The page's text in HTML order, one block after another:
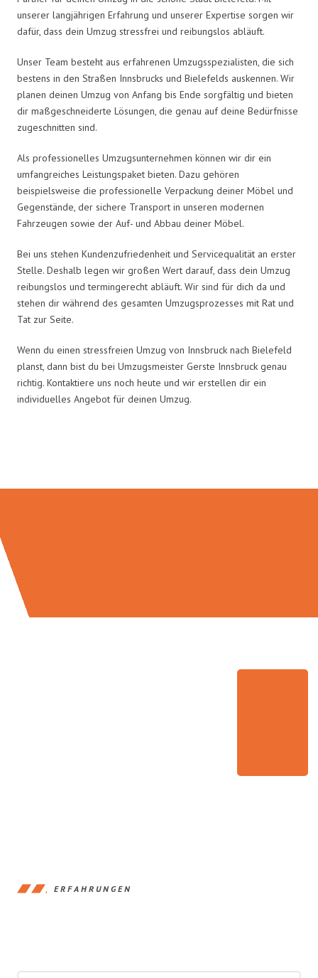
unserer langjährigen Erfahrung und unserer Expertise sorgen wir
dafür, dass dein Umzug stressfrei und reibungslos abläuft.
Unser Team besteht aus erfahrenen Umzugsspezialisten, die sich
bestens in den Straßen Innsbrucks und Bielefelds auskennen. Wir
planen deinen Umzug von Anfang bis Ende sorgfältig und bieten
dir maßgeschneiderte Lösungen, die genau auf deine Bedürfnisse
zugeschnitten sind.
Als professionelles Umzugsunternehmen können wir dir ein
umfangreiches Leistungspaket bieten. Dazu gehören
beispielsweise die professionelle Verpackung deiner Möbel und
Gegenstände, der sichere Transport in unseren modernen
Fahrzeugen sowie der Auf- und Abbau deiner Möbel.
Bei uns stehen Kundenzufriedenheit und Servicequalität an erster
Stelle. Deshalb legen wir großen Wert darauf, dass dein Umzug
reibungslos und termingerecht abläuft. Wir sind für dich da und
stehen dir während des gesamten Umzugsprozesses mit Rat und
Tat zur Seite.
Wenn du einen stressfreien Umzug von Innsbruck nach Bielefeld
planst, dann bist du bei Umzugsmeister Gerste Innsbruck genau
richtig. Kontaktiere uns noch heute und wir erstellen dir ein
individuelles Angebot für deinen Umzug.
ERFAHRUNGEN